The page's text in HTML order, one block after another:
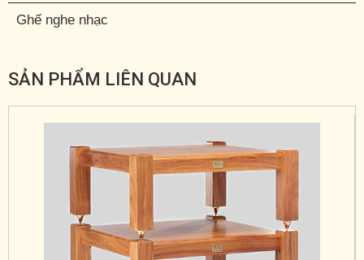
Ghế nghe nhạc
SẢN PHẨM LIÊN QUAN